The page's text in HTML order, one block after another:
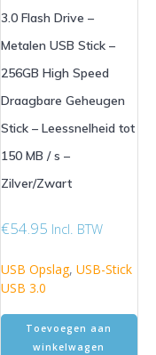
3.0 Flash Drive –
Metalen USB Stick –
256GB High Speed ​​
Draagbare Geheugen
Stick – Leessnelheid tot
150 MB / s –
Zilver/Zwart
€54.95 Incl. BTW
USB Opslag, USB-Stick
USB 3.0
Toevoegen aan
winkelwagen